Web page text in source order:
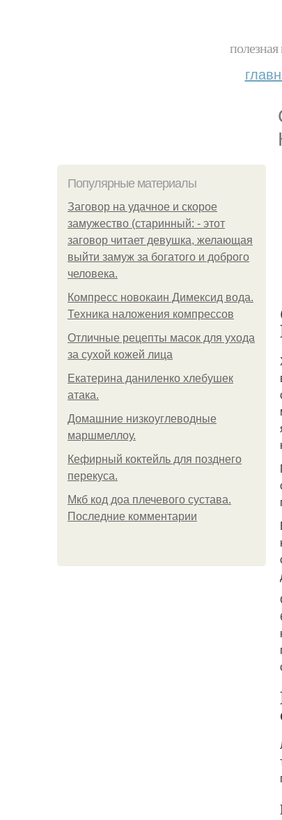
Популярные материалы
Заговор на удачное и скорое
замужество (старинный: - этот
заговор читает девушка, желающая
выйти замуж за богатого и доброго
человека.
Компресс новокаин Димексид вода.
Техника наложения компрессов
Отличные рецепты масок для ухода
за сухой кожей лица
Екатерина даниленко хлебушек
атака.
Домашние низкоуглеводные
маршмеллоу.
Кефирный коктейль для позднего
перекуса.
Мкб код доа плечевого сустава.
Последние комментарии